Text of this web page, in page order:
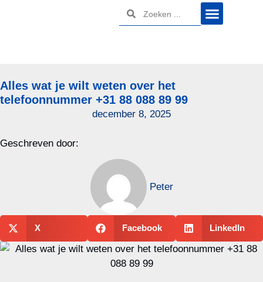
Alles wat je wilt weten over het
telefoonnummer +31 88 088 89 99
december 8, 2025
Geschreven door:
Peter
X Facebook LinkedIn